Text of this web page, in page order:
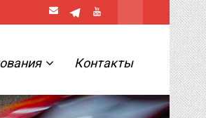
Контакты